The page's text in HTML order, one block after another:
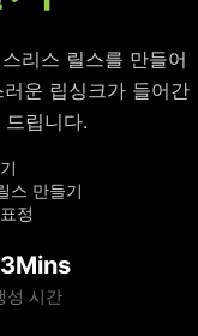
리스 릴스를 만들어
운 립싱크가 들어간
립니다.
스 만들기
정
성 시간